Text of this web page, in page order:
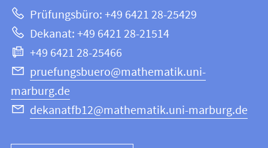
Website
und
Informatik
Prüfungsbüro: +49 6421 28-25429
Dekanat: +49 6421 28-21514
+49 6421 28-25466
pruefungsbuero@mathematik.uni-
marburg.de
dekanatfb12@mathematik.uni-marburg.de